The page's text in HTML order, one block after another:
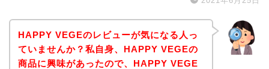
HAPPY VEGEのレビューが気になる人っ
ていませんか？私自身、HAPPY VEGEの
商品に興味があったので、HAPPY VEGE